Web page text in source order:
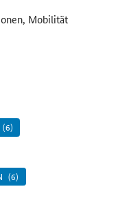
Mobilität
(6)
(6)